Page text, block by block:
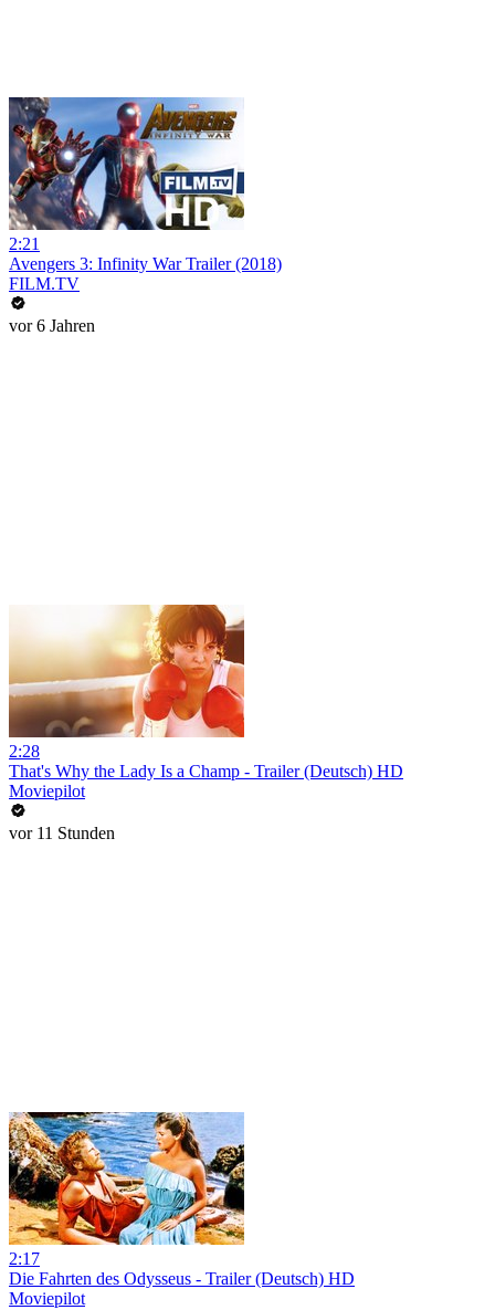
2:21
Avengers 3: Infinity War Trailer (2018)
FILM.TV
vor 6 Jahren
2:28
That's Why the Lady Is a Champ - Trailer (Deutsch) HD
Moviepilot
vor 11 Stunden
2:17
Die Fahrten des Odysseus - Trailer (Deutsch) HD
Moviepilot